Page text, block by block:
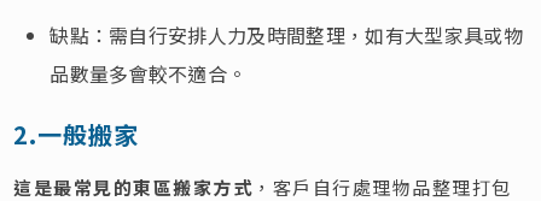
缺點：需自行安排人力及時間整理，如有大型家具或物
品數量多會較不適合。
2.一般搬家
這是最常見的東區搬家方式 ，客戶自行處理物品整理打包